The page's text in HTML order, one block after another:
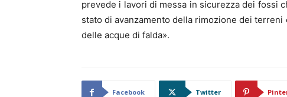
prevede i lavori di messa in sicurezza dei fossi
stato di avanzamento della rimozione dei
delle acque di falda».
Facebook Twitter